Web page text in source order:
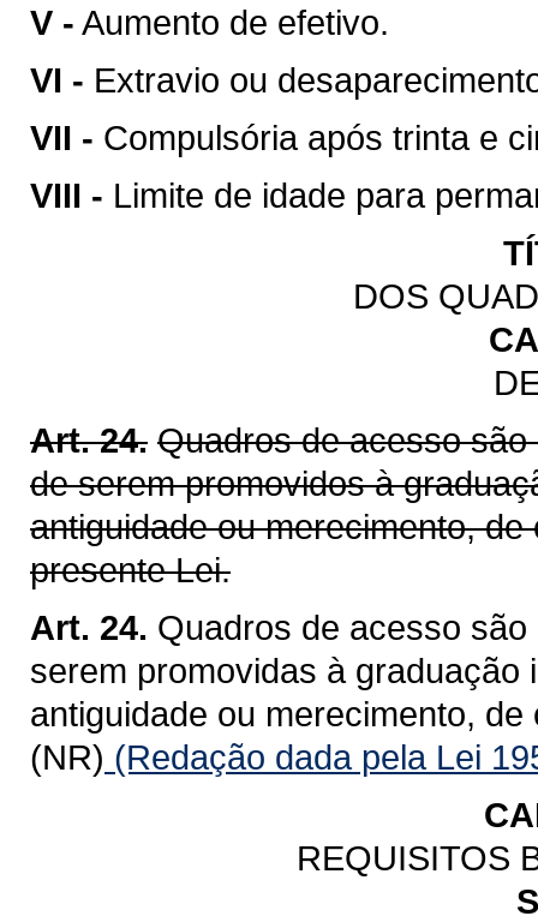
V - Aumento de efetivo.
VI - Extravio ou
VII - Compulsória após trinta e
VIII - Limite de idade para
DOS
Art. 24. Quadros de acesso
de serem promovidos à
antiguidade ou merecimento,
presente Lei.
Art. 24. Quadros de acesso
serem promovidas à graduação
antiguidade ou merecimento,
(NR) (Redação dada pela Lei
REQUISITOS